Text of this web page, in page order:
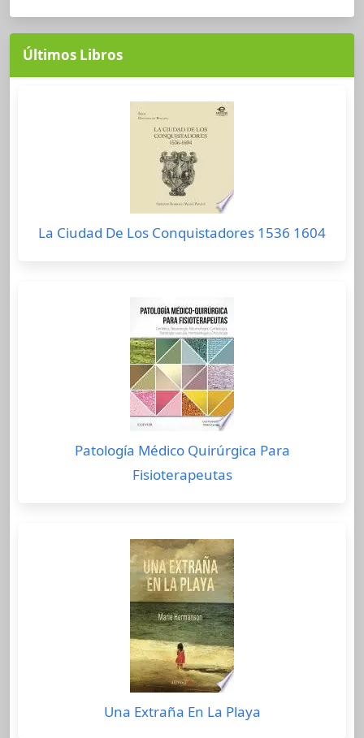
Últimos Libros
La Ciudad De Los Conquistadores 1536 1604
Patología Médico Quirúrgica Para
Fisioterapeutas
Una Extraña En La Playa